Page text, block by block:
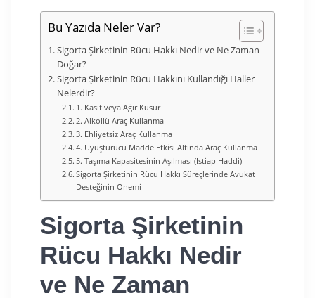
Bu Yazıda Neler Var?
Sigorta Şirketinin Rücu Hakkı Nedir ve Ne Zaman
Doğar?
Sigorta Şirketinin Rücu Hakkını Kullandığı Haller
Nelerdir?
1. Kasıt veya Ağır Kusur
2. Alkollü Araç Kullanma
3. Ehliyetsiz Araç Kullanma
4. Uyuşturucu Madde Etkisi Altında Araç Kullanma
5. Taşıma Kapasitesinin Aşılması (İstiap Haddi)
Sigorta Şirketinin Rücu Hakkı Süreçlerinde Avukat
Desteğinin Önemi
Sigorta Şirketinin
Rücu Hakkı Nedir
ve Ne Zaman